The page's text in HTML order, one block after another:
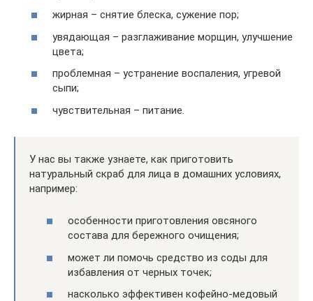
жирная – снятие блеска, сужение пор;
увядающая – разглаживание морщин, улучшение
цвета;
проблемная – устранение воспаления, угревой
сыпи;
чувствительная – питание.
У нас вы также узнаете, как приготовить
натуральный скраб для лица в домашних условиях,
например:
особенности приготовления овсяного
состава для бережного очищения;
может ли помочь средство из соды для
избавления от черных точек;
насколько эффективен кофейно-медовый